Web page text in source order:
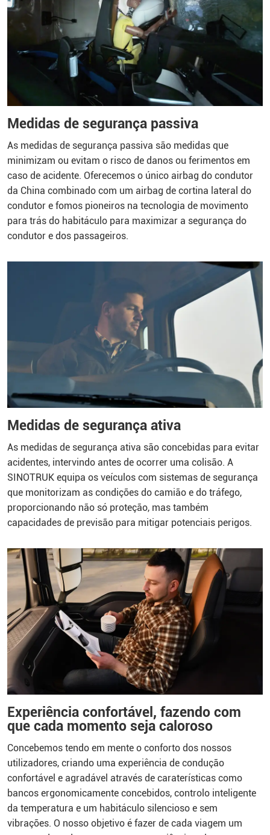
Medidas de segurança passiva
As medidas de segurança passiva são medidas que
minimizam ou evitam o risco de danos ou ferimentos em
caso de acidente. Oferecemos o único airbag do condutor
da China combinado com um airbag de cortina lateral do
condutor e fomos pioneiros na tecnologia de movimento
para trás do habitáculo para maximizar a segurança do
condutor e dos passageiros.
Medidas de segurança ativa
As medidas de segurança ativa são concebidas para evitar
acidentes, intervindo antes de ocorrer uma colisão. A
SINOTRUK equipa os veículos com sistemas de segurança
que monitorizam as condições do camião e do tráfego,
proporcionando não só proteção, mas também
capacidades de previsão para mitigar potenciais perigos.
Experiência confortável, fazendo com
que cada momento seja caloroso
Concebemos tendo em mente o conforto dos nossos
utilizadores, criando uma experiência de condução
confortável e agradável através de caraterísticas como
bancos ergonomicamente concebidos, controlo inteligente
da temperatura e um habitáculo silencioso e sem
vibrações. O nosso objetivo é fazer de cada viagem um